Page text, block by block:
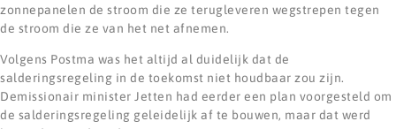
zonnepanelen de stroom die ze terugleveren wegstrepen tegen
de stroom die ze van het net afnemen.
Volgens Postma was het altijd al duidelijk dat de
salderingsregeling in de toekomst niet houdbaar zou zijn.
Demissionair minister Jetten had eerder een plan voorgesteld om
de salderingsregeling geleidelijk af te bouwen, maar dat werd